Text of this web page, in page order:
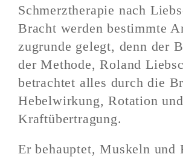
Schmerztherapie nach
Bracht werden bestimmte
zugrunde gelegt, denn der
der Methode, Roland
betrachtet alles durch die
Hebelwirkung, Rotation und
Kraftübertragung.
Er behauptet, Muskeln und